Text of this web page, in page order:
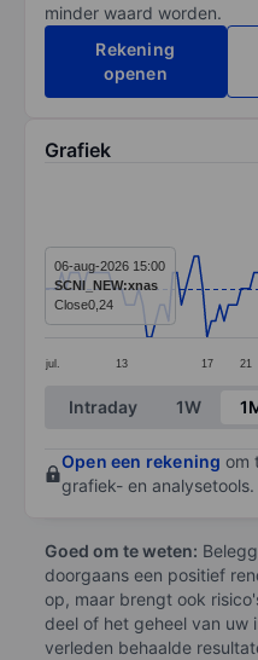
minder waard worden.
Rekening
openen
Grafiek
Line chart with 100
The chart has 1 X axis
The chart has 1 Y
jul. 13 17 21
06-aug-2026 15:00
SCNI_NEW:xnas
Close0,24
End of interactive
Intraday 1W
Open een rekening om
grafiek- en analysetools.
Goed om te weten:
doorgaans een positief
op, maar brengt ook
deel of het geheel van uw
verleden behaalde